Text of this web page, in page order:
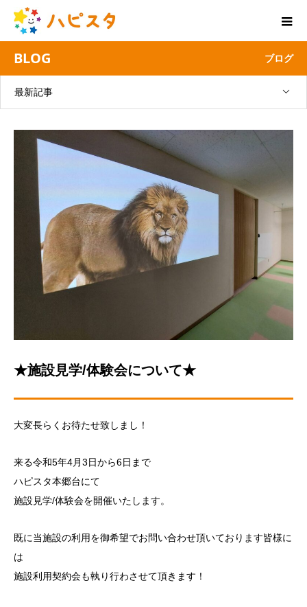
BLOG ブログ
最新記事
★施設見学/体験会について★
大変長らくお待たせ致しまし！
来る令和5年4月3日から6日まで
ハピスタ本郷台にて
施設見学/体験会を開催いたします。
既に当施設の利用を御希望でお問い合わせ頂いております皆様に
は
施設利用契約会も執り行わさせて頂きます！